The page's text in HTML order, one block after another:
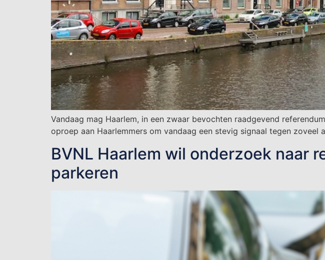
Vandaag mag Haarlem, in een zwaar bevochten raadgevend
oproep aan Haarlemmers om vandaag een stevig signaal tegen zoveel
BVNL Haarlem wil onderzoek naar
parkeren